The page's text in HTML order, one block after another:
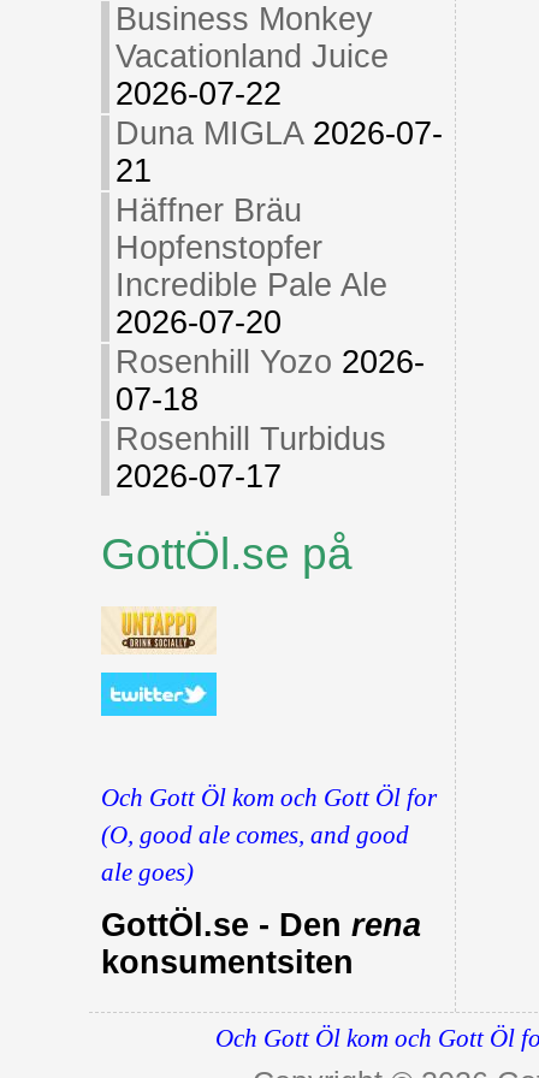
Business Monkey
Vacationland Juice
2026-07-22
Duna MIGLA 2026-07-
21
Häffner Bräu
Hopfenstopfer
Incredible Pale Ale
2026-07-20
Rosenhill Yozo 2026-
07-18
Rosenhill Turbidus
2026-07-17
GottÖl.se på
Och Gott Öl kom och Gott Öl for
(O, good ale comes, and good
ale goes)
GottÖl.se - Den rena
konsumentsiten
Och Gott Öl kom och Gott Öl